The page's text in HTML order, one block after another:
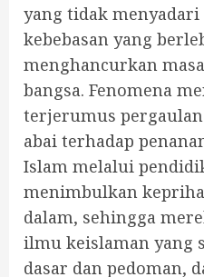
yang tidak menyadari
kebebasan yang
menghancurkan
bangsa. Fenomena
terjerumus
abai terhadap
Islam melalui
menimbulkan
dalam, sehingga
ilmu keislaman yang
dasar dan pedoman,